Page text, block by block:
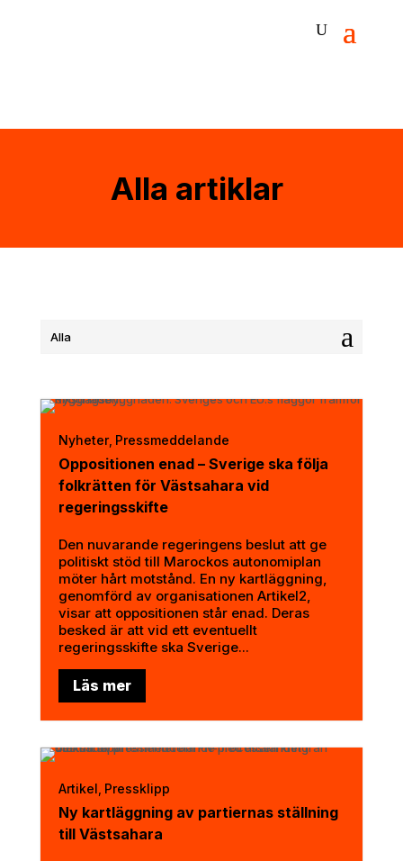
Alla artiklar
Alla
Nyheter, Pressmeddelande
Oppositionen enad – Sverige ska följa
folkrätten för Västsahara vid
regeringsskifte
Den nuvarande regeringens beslut att ge
politiskt stöd till Marockos autonomiplan
möter hårt motstånd. En ny kartläggning,
genomförd av organisationen Artikel2,
visar att oppositionen står enad. Deras
besked är att vid ett eventuellt
regeringsskifte ska Sverige...
Läs mer
Artikel Pressklipp
Ny kartläggning av partiernas ställning
till Västsahara